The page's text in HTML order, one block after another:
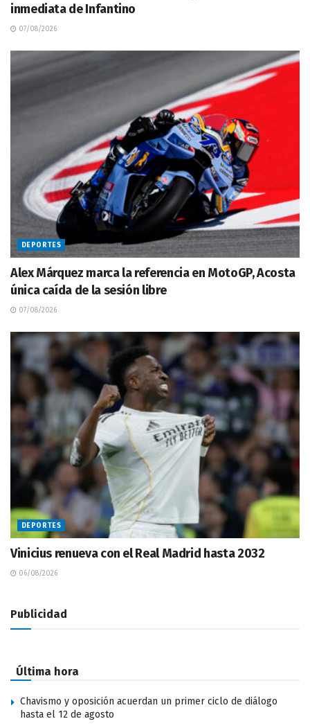
inmediata de Infantino
07/08/2026
DEPORTES
Alex Márquez marca la referencia en MotoGP, Acosta
única caída de la sesión libre
07/08/2026
DEPORTES
Vinicius renueva con el Real Madrid hasta 2032
06/08/2026
Publicidad
Última hora
Chavismo y oposición acuerdan un primer ciclo de diálogo
hasta el 12 de agosto